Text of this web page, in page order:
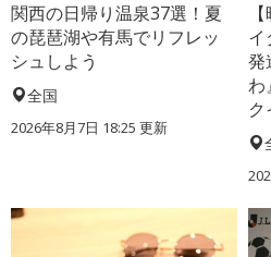
関西の日帰り温泉37選！夏
の琵琶湖や有馬でリフレッ
シュしよう
全国
2026年8月7日 18:25 更新
イ
発
わ
ク